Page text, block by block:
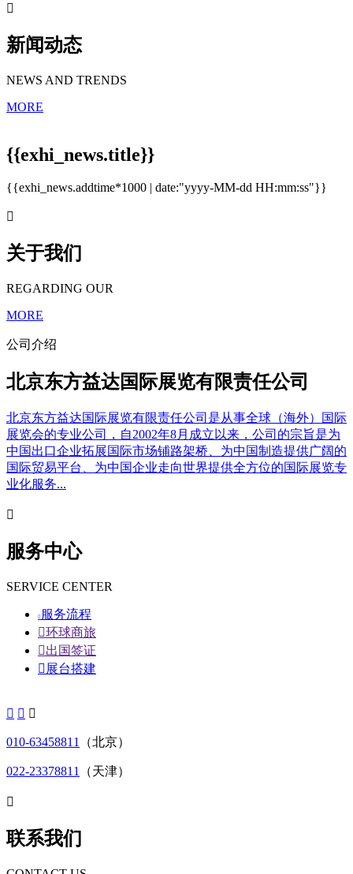

新闻动态
NEWS AND TRENDS
MORE
{{exhi_news.title}}
{{exhi_news.addtime*1000 | date:"yyyy-MM-dd HH:mm:ss"}}

关于我们
REGARDING OUR
MORE
公司介绍
北京东方益达国际展览有限责任公司
北京东方益达国际展览有限责任公司是从事全球（海外）国际
展览会的专业公司，自2002年8月成立以来，公司的宗旨是为
中国出口企业拓展国际市场铺路架桥、为中国制造提供广阔的
国际贸易平台、为中国企业走向世界提供全方位的国际展览专
业化服务...

服务中心
SERVICE CENTER
 服务流程
环球商旅
出国签证
 展台搭建
  
010-63458811 （北京）
022-23378811 （天津）

联系我们